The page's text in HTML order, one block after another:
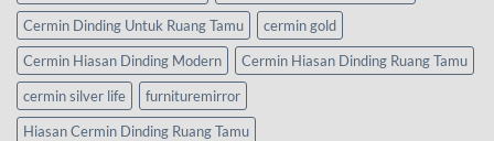
Cermin Dinding Untuk Ruang Tamu
cermin gold
Cermin Hiasan Dinding Modern
Cermin Hiasan Dinding Ruang Tamu
cermin silver life
furnituremirror
Hiasan Cermin Dinding Ruang Tamu